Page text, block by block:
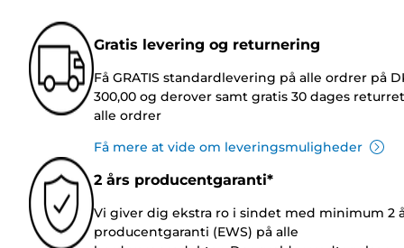
Gratis levering og returnering
Få GRATIS standardlevering på alle ordrer på
300,00 og derover samt gratis 30 dages
alle ordrer
Få mere at vide om leveringsmuligheder
2 års producentgaranti*
Vi giver dig ekstra ro i sindet med minimum 2
producentgaranti (EWS) på alle